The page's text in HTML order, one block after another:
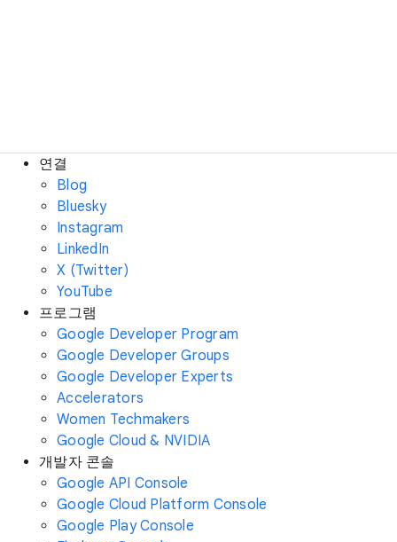
연결
Blog
Bluesky
Instagram
LinkedIn
X (Twitter)
YouTube
프로그램
Google Developer Program
Google Developer Groups
Google Developer Experts
Accelerators
Women Techmakers
Google Cloud & NVIDIA
개발자 콘솔
Google API Console
Google Cloud Platform Console
Google Play Console